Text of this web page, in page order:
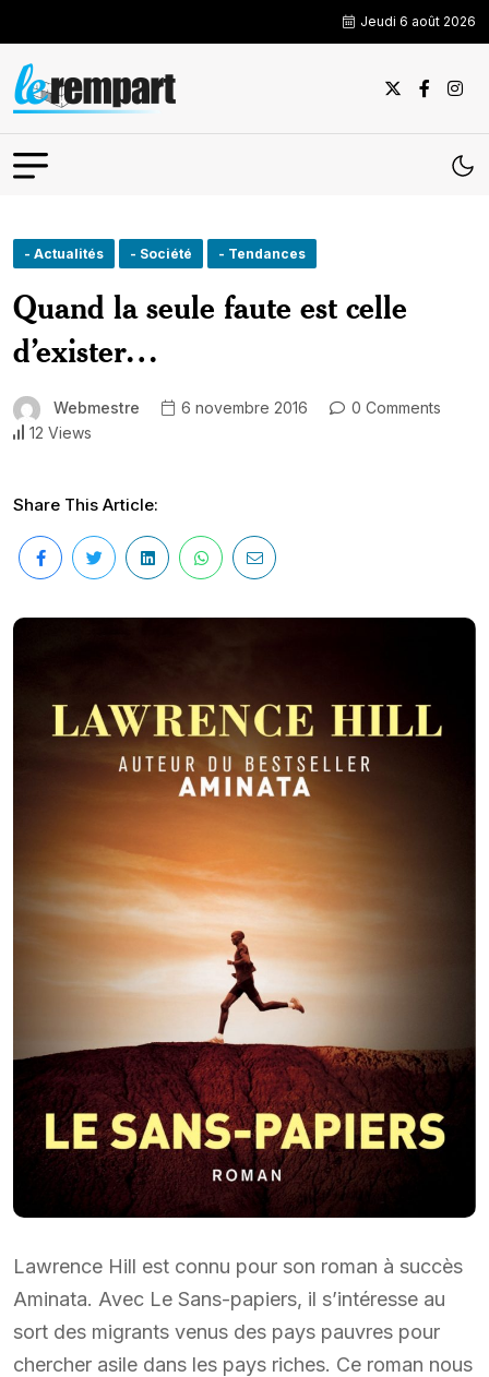
Jeudi 6 août 2026
- Actualités - Société - Tendances
Quand la seule faute est celle
d’exister…
Webmestre 6 novembre 2016
0 Comments
12 Views
Share This Article:
Lawrence Hill est connu pour son roman à succès
Aminata. Avec Le Sans-papiers, il s’intéresse au
sort des migrants venus des pays pauvres pour
chercher asile dans les pays riches. Ce roman nous